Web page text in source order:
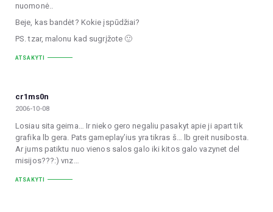
nuomonė..
Beje, kas bandėt? Kokie įspūdžiai?
PS. tzar, malonu kad sugrįžote 🙂
ATSAKYTI
cr1ms0n
2006-10-08
Losiau sita geima… Ir nieko gero negaliu pasakyt apie ji apart tik
grafika lb gera. Pats gameplay’ius yra tikras š… lb greit nusibosta.
Ar jums patiktu nuo vienos salos galo iki kitos galo vazynet del
misijos???:) vnz…
ATSAKYTI